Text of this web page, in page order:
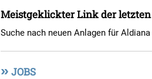
Meistgeklickter Link der letzten
Suche nach neuen Anlagen für
» JOBS